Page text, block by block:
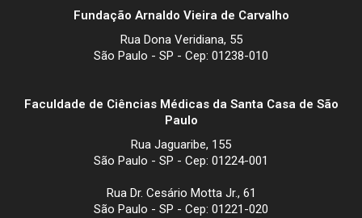
Fundação Arnaldo Vieira de Carvalho
Rua Dona Veridiana, 55
São Paulo - SP - Cep: 01238-010
Faculdade de Ciências Médicas da Santa Casa de São
Paulo
Rua Jaguaribe, 155
São Paulo - SP - Cep: 01224-001
Rua Dr. Cesário Motta Jr., 61
São Paulo - SP - Cep: 01221-020